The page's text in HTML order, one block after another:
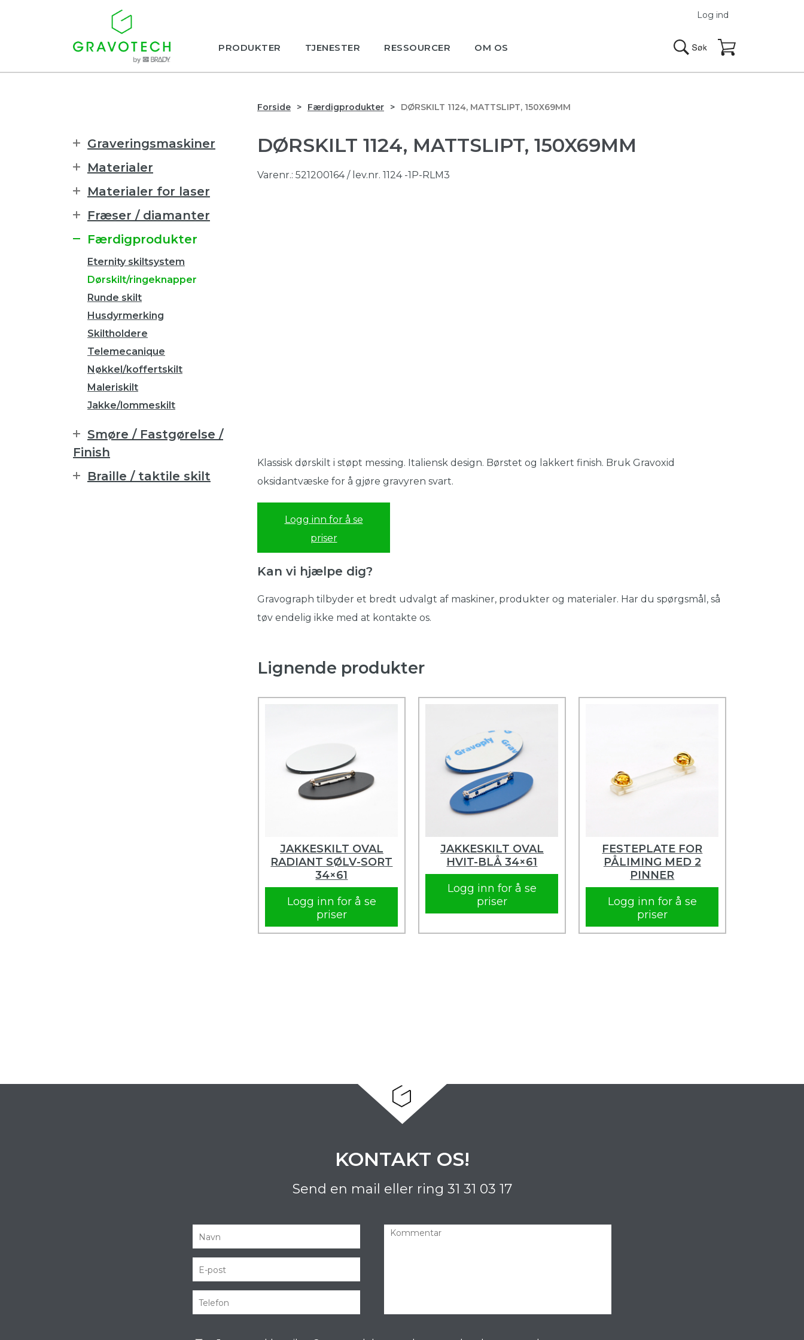
PRODUKTER TJENESTER RESSOURCER OM OS
Log ind
Forside Færdigprodukter DØRSKILT 1124, MATTSLIPT, 150X69MM
DØRSKILT 1124, MATTSLIPT, 150X69MM
Varenr.: 521200164 / lev.nr. 1124 -1P-RLM3
Klassisk dørskilt i støpt messing. Italiensk design. Børstet og lakkert finish. Bruk Gravoxid
oksidantvæske for å gjøre gravyren svart.
Logg inn for å se
priser
Kan vi hjælpe dig?
Gravograph tilbyder et bredt udvalgt af maskiner, produkter og materialer. Har du spørgsmål, så
tøv endelig ikke med at kontakte os.
Lignende produkter
JAKKESKILT OVAL
RADIANT SØLV-SORT
34×61
Logg inn for å se
priser
JAKKESKILT OVAL
HVIT-BLÅ 34×61
Logg inn for å se
priser
FESTEPLATE FOR
PÅLIMING MED 2
PINNER
Logg inn for å se
priser
Graveringsmaskiner
Materialer
Materialer for laser
Fræser / diamanter
Færdigprodukter
Eternity skiltsystem
Dørskilt/ringeknapper
Runde skilt
Husdyrmerking
Skiltholdere
Telemecanique
Nøkkel/koffertskilt
Maleriskilt
Jakke/lommeskilt
Smøre / Fastgørelse /
Finish
Braille / taktile skilt
KONTAKT OS!
Send en mail eller ring 31 31 03 17